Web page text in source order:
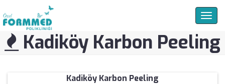
Kadiköy Karbon Peeling
Kadiköy Karbon Peeling